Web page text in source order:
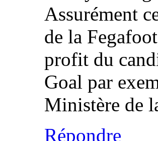
Assurément
de la
profit du
Goal par
Ministère de
Répondre